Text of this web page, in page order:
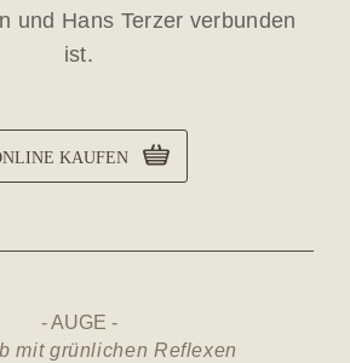
und Hans Terzer verbunden
ist.
KAUFEN
AUGE
mit grünlichen Reflexen